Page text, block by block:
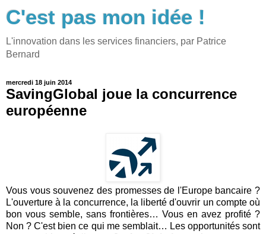
C'est pas mon idée !
L'innovation dans les services financiers, par Patrice
Bernard
mercredi 18 juin 2014
SavingGlobal joue la concurrence
européenne
Vous vous souvenez des promesses de l'Europe bancaire ?
L'ouverture à la concurrence, la liberté d'ouvrir un compte où
bon vous semble, sans frontières… Vous en avez profité ?
Non ? C'est bien ce qui me semblait… Les opportunités sont